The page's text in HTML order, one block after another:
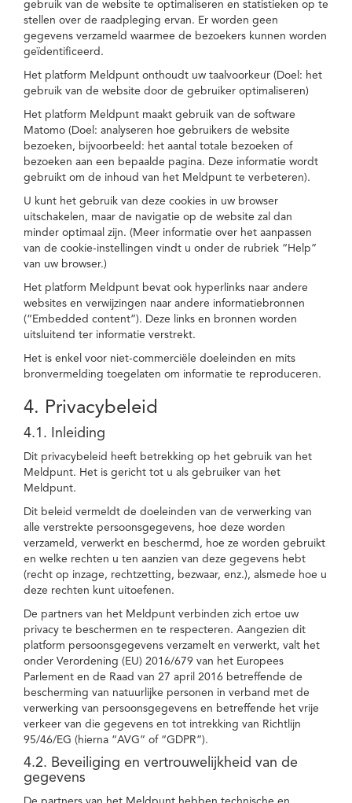
gebruik van de website te optimaliseren en statistieken op te
stellen over de raadpleging ervan. Er worden geen
gegevens verzameld waarmee de bezoekers kunnen worden
geïdentificeerd.
Het platform Meldpunt onthoudt uw taalvoorkeur (Doel: het
gebruik van de website door de gebruiker optimaliseren)
Het platform Meldpunt maakt gebruik van de software
Matomo (Doel: analyseren hoe gebruikers de website
bezoeken, bijvoorbeeld: het aantal totale bezoeken of
bezoeken aan een bepaalde pagina. Deze informatie wordt
gebruikt om de inhoud van het Meldpunt te verbeteren).
U kunt het gebruik van deze cookies in uw browser
uitschakelen, maar de navigatie op de website zal dan
minder optimaal zijn. (Meer informatie over het aanpassen
van de cookie-instellingen vindt u onder de rubriek “Help”
van uw browser.)
Het platform Meldpunt bevat ook hyperlinks naar andere
websites en verwijzingen naar andere informatiebronnen
(“Embedded content”). Deze links en bronnen worden
uitsluitend ter informatie verstrekt.
Het is enkel voor niet-commerciële doeleinden en mits
bronvermelding toegelaten om informatie te reproduceren.
4. Privacybeleid
4.1. Inleiding
Dit privacybeleid heeft betrekking op het gebruik van het
Meldpunt. Het is gericht tot u als gebruiker van het
Meldpunt.
Dit beleid vermeldt de doeleinden van de verwerking van
alle verstrekte persoonsgegevens, hoe deze worden
verzameld, verwerkt en beschermd, hoe ze worden gebruikt
en welke rechten u ten aanzien van deze gegevens hebt
(recht op inzage, rechtzetting, bezwaar, enz.), alsmede hoe u
deze rechten kunt uitoefenen.
De partners van het Meldpunt verbinden zich ertoe uw
privacy te beschermen en te respecteren. Aangezien dit
platform persoonsgegevens verzamelt en verwerkt, valt het
onder Verordening (EU) 2016/679 van het Europees
Parlement en de Raad van 27 april 2016 betreffende de
bescherming van natuurlijke personen in verband met de
verwerking van persoonsgegevens en betreffende het vrije
verkeer van die gegevens en tot intrekking van Richtlijn
95/46/EG (hierna “AVG” of “GDPR”).
4.2. Beveiliging en vertrouwelijkheid van de
gegevens